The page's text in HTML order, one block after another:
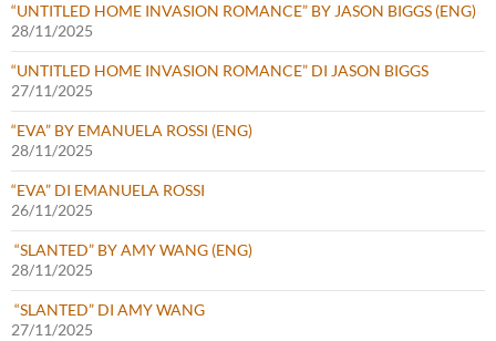
“UNTITLED HOME INVASION ROMANCE” BY JASON BIGGS (ENG)
28/11/2025
“UNTITLED HOME INVASION ROMANCE” DI JASON BIGGS
27/11/2025
“EVA” BY EMANUELA ROSSI (ENG)
28/11/2025
“EVA” DI EMANUELA ROSSI
26/11/2025
“SLANTED” BY AMY WANG (ENG)
28/11/2025
“SLANTED” DI AMY WANG
27/11/2025